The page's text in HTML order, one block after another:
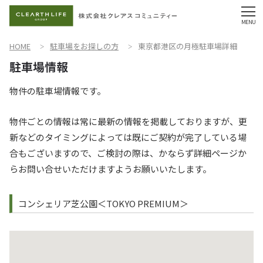
HOME 駐車場をお探しの方 東京都港区の月極駐車場詳細
物件の駐車場情報です。
物件ごとの情報は常に最新の情報を掲載しておりますが、更
新などのタイミングによっては既にご契約が完了している場
合もございますので、ご検討の際は、かならず詳細ページか
らお問い合せいただけますようお願いいたします。
コンシェリア芝公園＜TOKYO PREMIUM＞